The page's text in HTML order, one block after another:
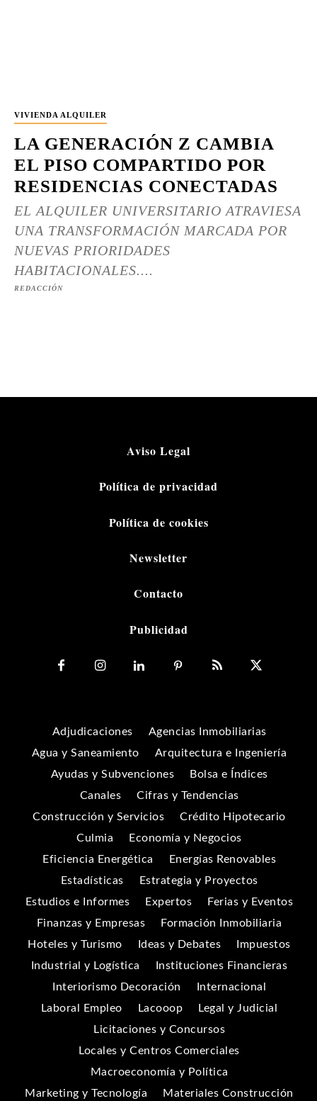
VIVIENDA ALQUILER
LA GENERACIÓN Z CAMBIA
EL PISO COMPARTIDO POR
RESIDENCIAS CONECTADAS
EL ALQUILER UNIVERSITARIO ATRAVIESA
UNA TRANSFORMACIÓN MARCADA POR
NUEVAS PRIORIDADES
HABITACIONALES....
REDACCIÓN
Aviso Legal
Política de privacidad
Política de cookies
Newsletter
Contacto
Publicidad
Adjudicaciones
Agencias Inmobiliarias
Agua y Saneamiento
Arquitectura e Ingeniería
Ayudas y Subvenciones
Bolsa e Índices
Canales
Cifras y Tendencias
Construcción y Servicios
Crédito Hipotecario
Culmia
Economía y Negocios
Eficiencia Energética
Energías Renovables
Estadísticas
Estrategia y Proyectos
Estudios e Informes
Expertos
Ferias y Eventos
Finanzas y Empresas
Formación Inmobiliaria
Hoteles y Turismo
Ideas y Debates
Impuestos
Industrial y Logística
Instituciones Financieras
Interiorismo Decoración
Internacional
Laboral Empleo
Lacooop
Legal y Judicial
Licitaciones y Concursos
Locales y Centros Comerciales
Macroeconomía y Política
Marketing y Tecnología
Materiales Construcción